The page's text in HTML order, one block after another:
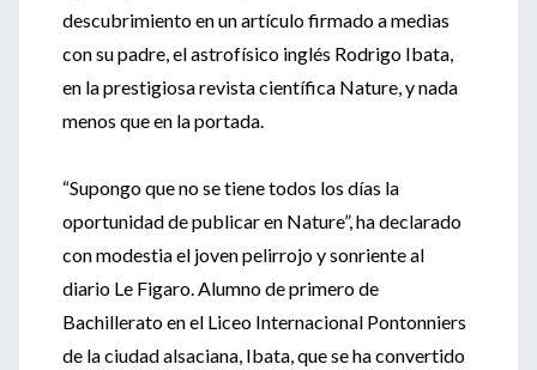
descubrimiento en un artículo firmado a medias
con su padre, el astrofísico inglés Rodrigo Ibata,
en la prestigiosa revista científica Nature, y nada
menos que en la portada.
“Supongo que no se tiene todos los días la
oportunidad de publicar en Nature”, ha declarado
con modestia el joven pelirrojo y sonriente al
diario Le Figaro. Alumno de primero de
Bachillerato en el Liceo Internacional Pontonniers
de la ciudad alsaciana, Ibata, que se ha convertido